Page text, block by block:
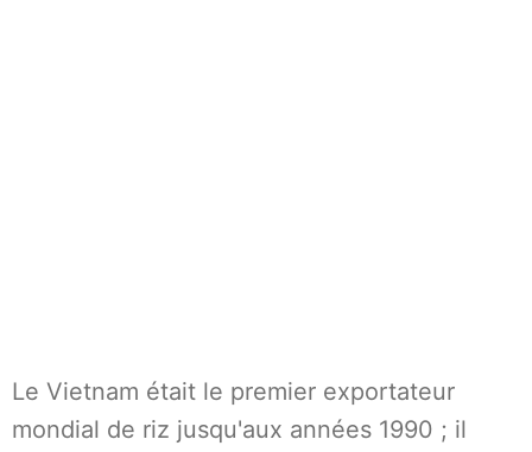
Le Vietnam était le premier exportateur
mondial de riz jusqu'aux années 1990 ; il